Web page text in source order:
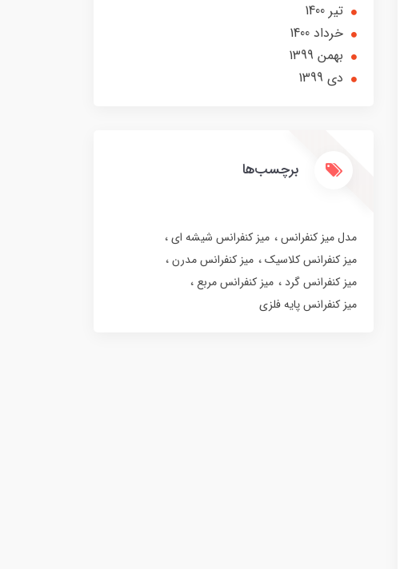
تير 1400
خرداد 1400
بهمن 1399
دی 1399
برچسب‌ها
مدل میز کنفرانس
میز کنفرانس شیشه ای
میز کنفرانس کلاسیک
میز کنفرانس مدرن
میز کنفرانس گرد
میز کنفرانس مربع
میز کنفرانس پایه فلزی